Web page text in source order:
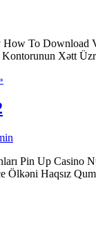
To
Xətt
Pin Up
Haqsız